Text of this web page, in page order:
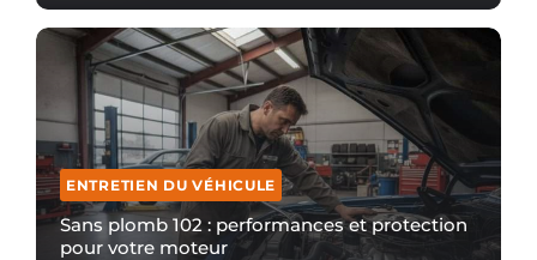
ENTRETIEN DU VÉHICULE
Sans plomb 102 : performances et protection
pour votre moteur